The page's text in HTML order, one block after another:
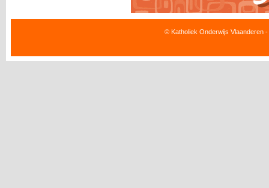
© Katholiek Onderwijs Vlaanderen